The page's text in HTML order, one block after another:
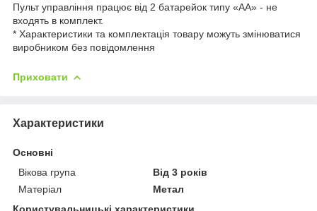
Пульт управління працює від 2 батарейок типу «АА» - не
входять в комплект.
* Характеристики та комплектація товару можуть змінюватися
виробником без повідомлення
Приховати
Характеристики
Основні
Вікова група
Від 3 років
Матеріал
Метал
Користувальницькі характеристики